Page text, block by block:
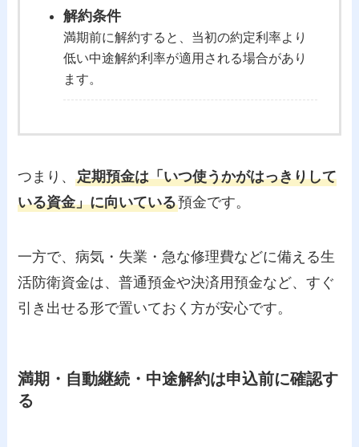
解約条件
満期前に解約すると、当初の約定利率より
低い中途解約利率が適用される場合があり
ます。
つまり、定期預金は「いつ使うかがはっきりして
いる資金」に向いている預金です。
一方で、病気・失業・急な修理費などに備える生
活防衛資金は、普通預金や決済用預金など、すぐ
引き出せる形で置いておく方が安心です。
満期・自動継続・中途解約は申込前に確認す
る